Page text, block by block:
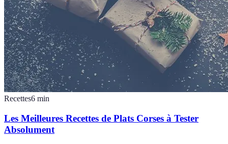
Recettes6 min
Les Meilleures Recettes de Plats Corses à Tester
Absolument